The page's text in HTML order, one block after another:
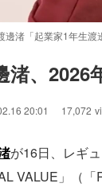
邊渚「起業家1年生渡
渚、2026
20:01 17,072
が16日、レギ
VALUE」（「